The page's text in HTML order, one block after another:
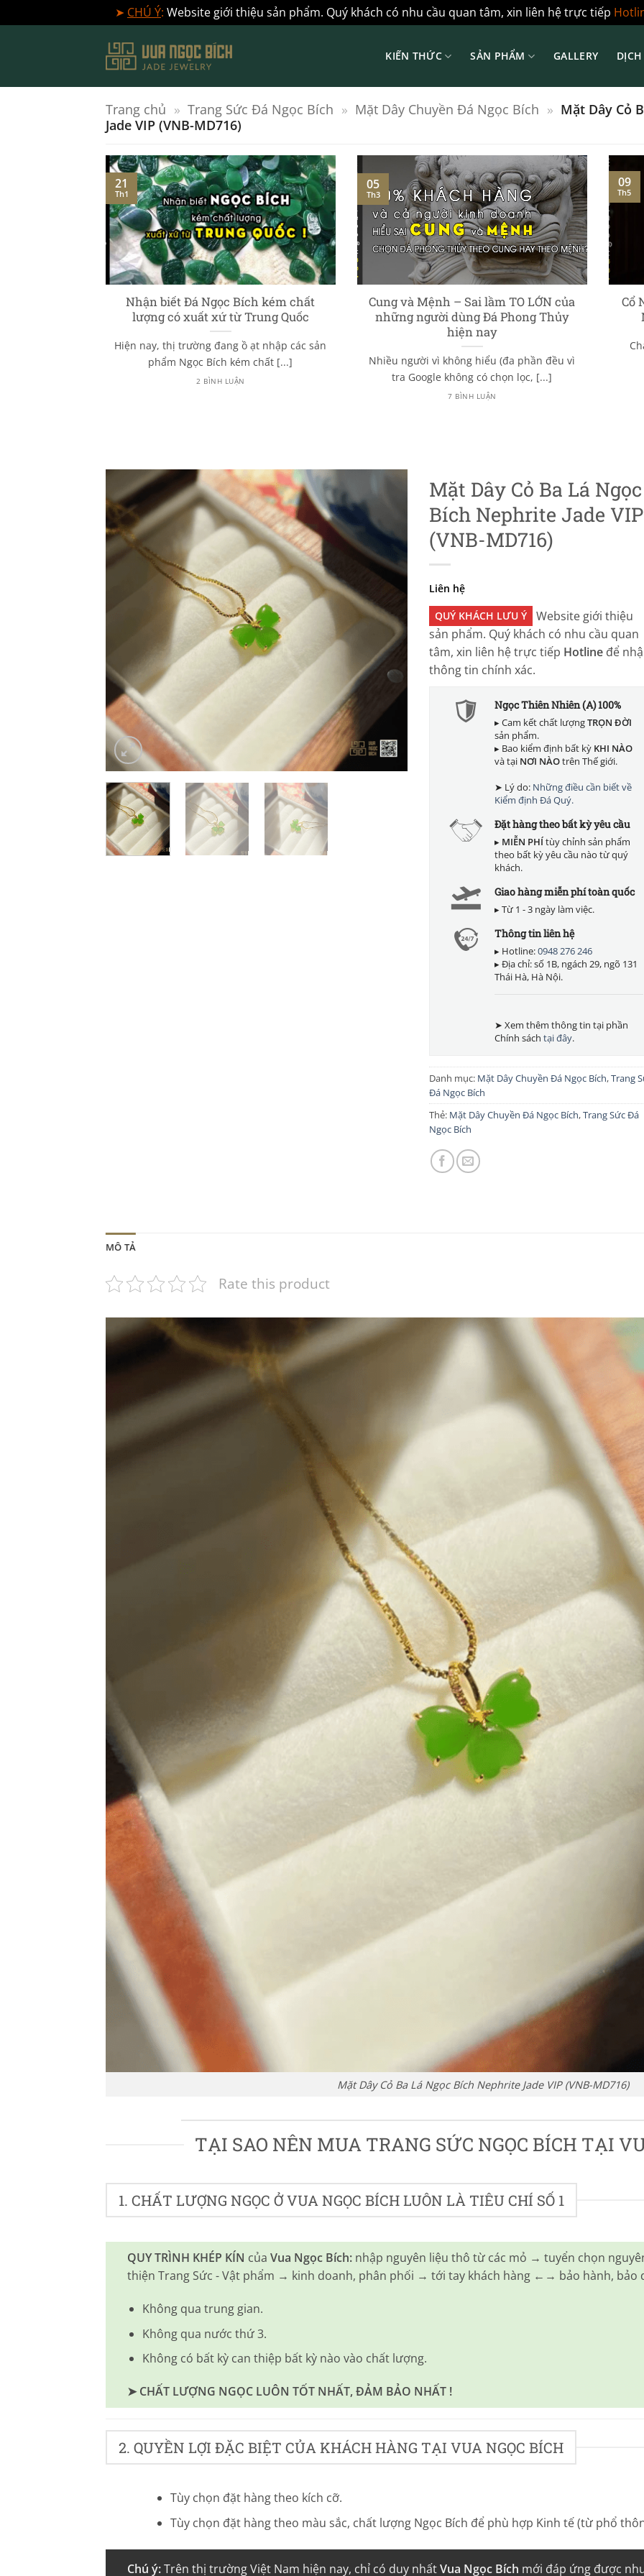
➤ CHÚ Ý: Website giới thiệu sản phẩm. Quý khách có nhu cầu quan tâm, xin liên hệ trực tiếp
dung
KIẾN THỨC SẢN PHẨM GALLERY
Trang chủ » Trang Sức Đá Ngọc Bích » Mặt Dây Chuyền Đá Ngọc Bích » Mặt Dây Cỏ
Jade VIP (VNB-MD716)
Nhận biết Đá Ngọc Bích kém chất
lượng có xuất xứ từ Trung Quốc
Hiện nay, thị trường đang ồ ạt nhập các sản
phẩm Ngọc Bích kém chất [...]
2 BÌNH LUẬN
21
Th1
Cung và Mệnh – Sai lầm TO LỚN của
những người dùng Đá Phong Thủy
hiện nay
Nhiều người vì không hiểu (đa phần đều vì
tra Google không có chọn lọc, [...]
7 BÌNH LUẬN
05
Th3
Cổ
09
Th5
Mặt Dây Cỏ Ba Lá Ngọc
Bích Nephrite Jade VIP
(VNB-MD716)
Liên hệ
QUÝ KHÁCH LƯU Ý
Website giới thiệu
sản phẩm. Quý khách có nhu cầu quan
tâm, xin liên hệ trực tiếp Hotline để
thông tin chính xác.
Ngọc Thiên Nhiên (A) 100%
▸ Cam kết chất lượngTRỌN ĐỜI
sản phẩm.
▸ Bao kiểm định bất kỳ KHI NÀO
và tại NƠI NÀOtrên Thế giới.
➤ Lý do: Những điều cần biết về
Kiểm định Đá Quý.
Đặt hàng theo bất kỳ yêu cầu
▸ MIỄN PHÍtùy chỉnh sản phẩm
theo bất kỳ yêu cầu nào từ quý
khách.
Giao hàng miễn phí toàn quốc
▸ Từ 1 - 3 ngày làm việc.
Thông tin liên hệ
▸ Hotline:0948 276 246
▸ Địa chỉ: số 1B, ngách 29, ngõ 131
Thái Hà, Hà Nội.
➤ Xem thêm thông tin tại phần
Chính sách tại đây.
Danh mục: Mặt Dây Chuyền Đá Ngọc Bích,Trang
Đá Ngọc Bích
Thẻ: Mặt Dây Chuyền Đá Ngọc Bích,Trang Sức Đá
Ngọc Bích
MÔ TẢ
Rate this product
Mặt Dây Cỏ Ba Lá Ngọc Bích Nephrite Jade VIP (VNB-MD716)
TẠI SAO NÊN MUA TRANG SỨC NGỌC BÍCH TẠI
1. CHẤT LƯỢNG NGỌC Ở VUA NGỌC BÍCH LUÔN LÀ TIÊU CHÍ SỐ 1
QUY TRÌNH KHÉP KÍN của Vua Ngọc Bích: nhập nguyên liệu thô từ các mỏ → tuyển chọn
thiện Trang Sức - Vật phẩm → kinh doanh, phân phối → tới tay khách hàng ←→ bảo hành, bảo
Không qua trung gian.
Không qua nước thứ 3.
Không có bất kỳ can thiệp bất kỳ nào vào chất lượng.
➤ CHẤT LƯỢNG NGỌC LUÔN TỐT NHẤT, ĐẢM BẢO NHẤT !
2. QUYỀN LỢI ĐẶC BIỆT CỦA KHÁCH HÀNG TẠI VUA NGỌC BÍCH
Tùy chọn đặt hàng theo kích cỡ.
Tùy chọn đặt hàng theo màu sắc, chất lượng Ngọc Bích để phù hợp Kinh tế (từ phổ
Chú ý:Trên thị trường Việt Nam hiện nay, chỉ có duy nhấtVua Ngọc Bích mới đáp ứng được